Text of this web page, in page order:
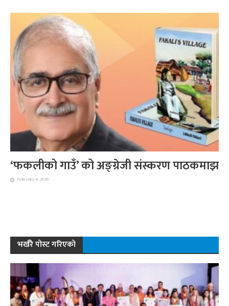
‘फकलीको गाउँ’ को अङ्ग्रेजी संस्करण पाठकमाझ
February 4, 2026
भर्खरै पोस्ट गरिएको